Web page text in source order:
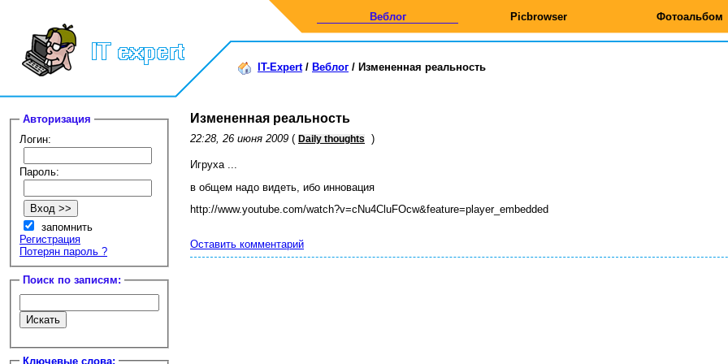
Веблог Picbrowser Фотоальбом
IT-Expert/ Веблог / Измененная реальность
Авторизация
Логин:
Пароль:
запомнить
Регистрация
Потерян пароль ?
Поиск по записям:
Ключевые слова:
Измененная реальность
22:28, 26 июня 2009 ( Daily thoughts )
Игруха ...
в общем надо видеть, ибо инновация
http://www.youtube.com/watch?v=cNu4CluFOcw&feature=player_embedded
Оставить комментарий